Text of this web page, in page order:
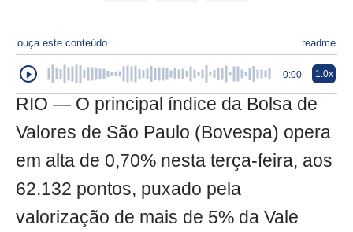
ouça este conteúdo readme
0:00 1.0x
RIO — O principal índice da Bolsa de
Valores de São Paulo (Bovespa) opera
em alta de 0,70% nesta terça-feira, aos
62.132 pontos, puxado pela
valorização de mais de 5% da Vale